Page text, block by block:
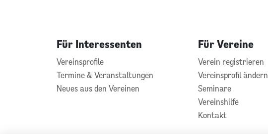
Für Interessenten
Vereinsprofile
Termine & Veranstaltungen
Neues aus den Vereinen
Für Vereine
Verein registrieren
Vereinsprofil ändern
Seminare
Vereinshilfe
Kontakt